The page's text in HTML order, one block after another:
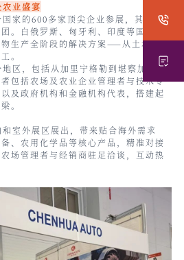
业盛宴
家的600多家顶尖企业参展，其中包
。白俄罗斯、匈牙利、印度等国企业
生产全阶段的解决方案——从土壤耕
。
区，包括从加里宁格勒到堪察加
包括农场及农业企业管理者与技术专
及政府机构和金融机构代表，搭建起
。
室外展区展出，带来贴合海外需求
、农用化学品等核心产品，精准对接
场管理者与经销商驻足洽谈，互动热